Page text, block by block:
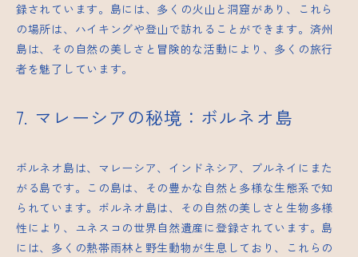
録されています。島には、多くの火山と洞窟があり、これら
の場所は、ハイキングや登山で訪れることができます。済州
島は、その自然の美しさと冒険的な活動により、多くの旅行
者を魅了しています。
7. マレーシアの秘境：ボルネオ島
ボルネオ島は、マレーシア、インドネシア、ブルネイにまた
がる島です。この島は、その豊かな自然と多様な生態系で知
られています。ボルネオ島は、その自然の美しさと生物多様
性により、ユネスコの世界自然遺産に登録されています。島
には、多くの熱帯雨林と野生動物が生息しており、これらの